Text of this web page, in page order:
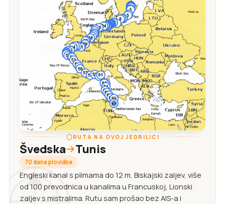
RUTA NA OVOJ JEDRILICI
Švedska Tunis
70 dana plovidbe
Engleski kanal s plimama do 12 m, Biskajski zaljev, više
od 100 prevodnica u kanalima u Francuskoj, Lionski
zaljev s mistralima. Rutu sam prošao bez AIS-a i